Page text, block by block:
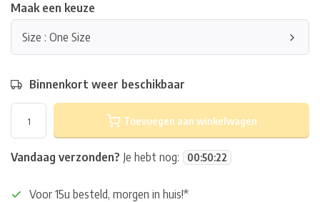
Maak een keuze
Size : One Size
Binnenkort weer beschikbaar
Toevoegen aan winkelwagen
Vandaag verzonden? Je hebt nog: 00:50:22
Voor 15u besteld, morgen in huis!*